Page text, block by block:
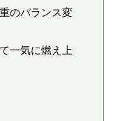
のバランス変
一気に燃え上